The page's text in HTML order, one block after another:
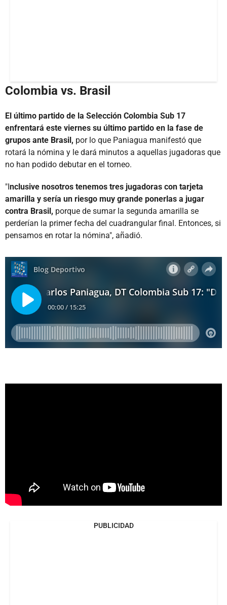
Colombia vs. Brasil
El último partido de la Selección Colombia Sub 17
enfrentará este viernes su último partido en la fase de
grupos ante Brasil, por lo que Paniagua manifestó que
rotará la nómina y le dará minutos a aquellas jugadoras que
no han podido debutar en el torneo.
"I nclusive nosotros tenemos tres jugadoras con tarjeta
amarilla y sería un riesgo muy grande ponerlas a jugar
contra Brasil, porque de sumar la segunda amarilla se
perderían la primer fecha del cuadrangular final. Entonces, si
pensamos en rotar la nómina", añadió.
PUBLICIDAD